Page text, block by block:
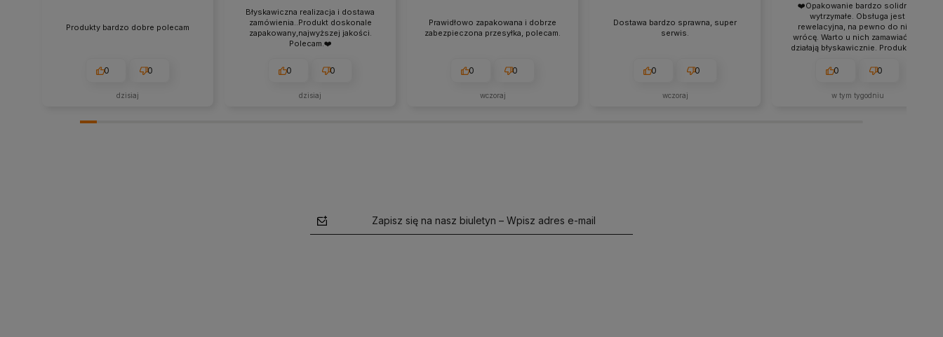
Produkty bardzo dobre polecam
0 0
dzisiaj
Błyskawiczna realizacja i dostawa
zamówienia..Produkt doskonale
zapakowany,najwyższej jakości.
Polecam.❤️
0 0
dzisiaj
Prawidłowo zapakowana i dobrze
zabezpieczona przesyłka, polecam.
0 0
wczoraj
Dostawa bardzo sprawna, super
serwis.
0 0
wczoraj
❤️Opakowanie bardzo solidne i
wytrzymałe. Obsługa jest
rewelacyjna, na pewno do nich
wrócę. Warto u nich zamawiać, bo
działają błyskawicznie. Produkty są
0 0
w tym tygodniu
Zapisz się na nasz biuletyn – Wpisz adres e-mail